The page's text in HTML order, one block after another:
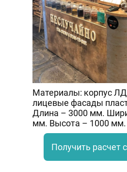
Материалы: корпус
лицевые фасады
Длина – 3000 мм.
мм. Высота – 1000 мм.
Получить расчет